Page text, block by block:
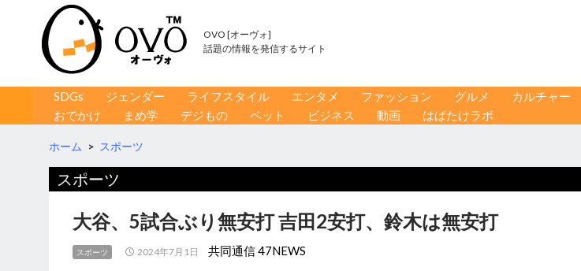
OVO [オーヴォ]
話題の情報を発信するサイト
コンテンツへ移動
SDGs ジェンダー ライフスタイル エンタメ ファッション グルメ カルチャー
おでかけ
まめ学 デジもの ペット ビジネス 動画 はばたけラボ
ホーム > スポーツ
スポーツ
大谷、5試合ぶり無安打 吉田2安打、鈴木は無安打
スポーツ 2024年7月1日 共同通信 47NEWS